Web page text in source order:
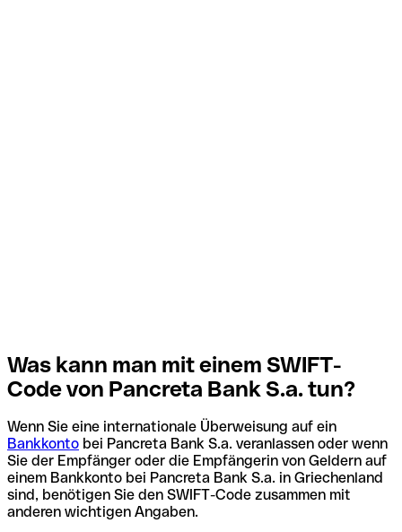
Was kann man mit einem SWIFT-
Code von Pancreta Bank S.a. tun?
Wenn Sie eine internationale Überweisung auf ein
Bankkonto bei Pancreta Bank S.a. veranlassen oder wenn
Sie der Empfänger oder die Empfängerin von Geldern auf
einem Bankkonto bei Pancreta Bank S.a. in Griechenland
sind, benötigen Sie den SWIFT-Code zusammen mit
anderen wichtigen Angaben.